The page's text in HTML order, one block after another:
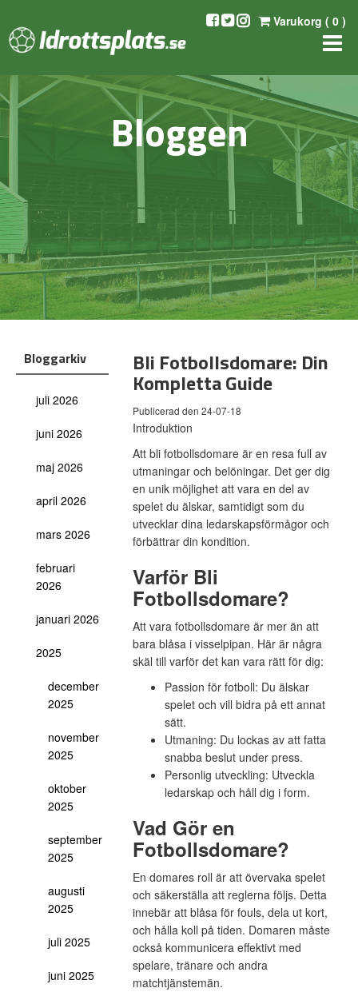
Varukorg ( 0 )
Bloggen
Bloggarkiv
juli 2026
juni 2026
maj 2026
april 2026
mars 2026
februari
2026
januari 2026
2025
december
2025
november
2025
oktober
2025
september
2025
augusti
2025
juli 2025
juni 2025
Bli Fotbollsdomare: Din
Kompletta Guide
Publicerad den 24-07-18
Introduktion
Att bli fotbollsdomare är en resa full av
utmaningar och belöningar. Det ger dig
en unik möjlighet att vara en del av
spelet du älskar, samtidigt som du
utvecklar dina ledarskapsförmågor och
förbättrar din kondition.
Varför Bli
Fotbollsdomare?
Att vara fotbollsdomare är mer än att
bara blåsa i visselpipan. Här är några
skäl till varför det kan vara rätt för dig:
Passion för fotboll: Du älskar
spelet och vill bidra på ett annat
sätt.
Utmaning: Du lockas av att fatta
snabba beslut under press.
Personlig utveckling: Utveckla
ledarskap och håll dig i form.
Vad Gör en
Fotbollsdomare?
En domares roll är att övervaka spelet
och säkerställa att reglerna följs. Detta
innebär att blåsa för fouls, dela ut kort,
och hålla koll på tiden. Domaren måste
också kommunicera effektivt med
spelare, tränare och andra
matchtjänstemän.